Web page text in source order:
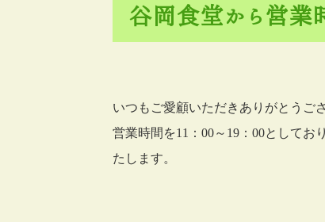
谷岡食堂から営業
いつもご愛顧いただきありがとうご
営業時間を11：00～19：00としてお
たします。